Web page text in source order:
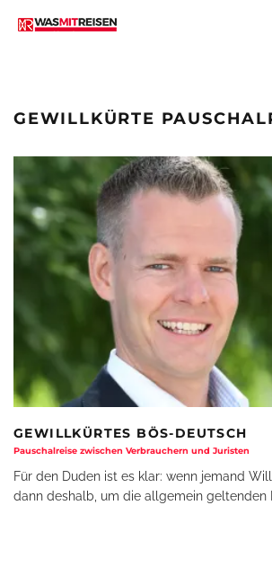
GEWILLKÜRTE
GEWILLKÜRTES BÖS-DEUTSCH
Pauschalreise zwischen Verbrauchern und Juristen
Für den Duden ist es klar: wenn jemand
dann deshalb, um die allgemein geltenden